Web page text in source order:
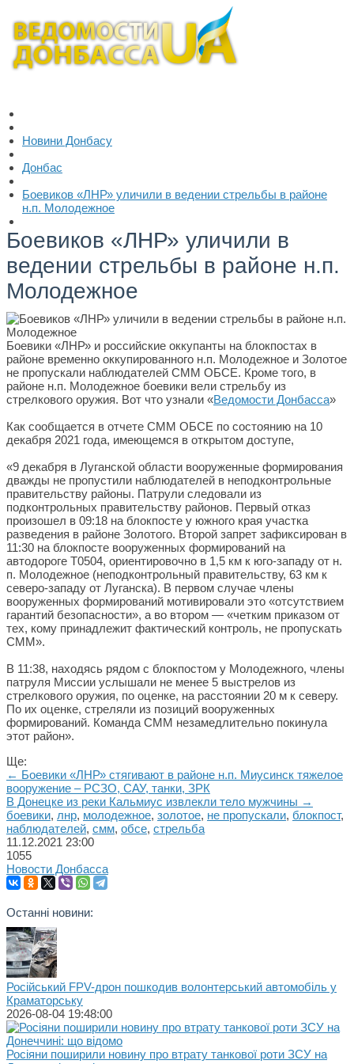
Новини Донбасу
Донбас
Боевиков «ЛНР» уличили в ведении стрельбы в районе
н.п. Молодежное
Боевиков «ЛНР» уличили в
ведении стрельбы в районе н.п.
Молодежное
Боевики «ЛНР» и российские оккупанты на блокпостах в
районе временно оккупированного н.п. Молодежное и Золотое
не пропускали наблюдателей СММ ОБСЕ. Кроме того, в
районе н.п. Молодежное боевики вели стрельбу из
стрелкового оружия. Вот что узнали «Ведомости Донбасса»
Как сообщается в отчете СММ ОБСЕ по состоянию на 10
декабря 2021 года, имеющемся в открытом доступе,
«9 декабря в Луганской области вооруженные формирования
дважды не пропустили наблюдателей в неподконтрольные
правительству районы. Патрули следовали из
подконтрольных правительству районов. Первый отказ
произошел в 09:18 на блокпосте у южного края участка
разведения в районе Золотого. Второй запрет зафиксирован в
11:30 на блокпосте вооруженных формирований на
автодороге Т0504, ориентировочно в 1,5 км к юго-западу от н.
п. Молодежное (неподконтрольный правительству, 63 км к
северо-западу от Луганска). В первом случае члены
вооруженных формирований мотивировали это «отсутствием
гарантий безопасности», а во втором — «четким приказом от
тех, кому принадлежит фактический контроль, не пропускать
СММ».
В 11:38, находясь рядом с блокпостом у Молодежного, члены
патруля Миссии услышали не менее 5 выстрелов из
стрелкового оружия, по оценке, на расстоянии 20 м к северу.
По их оценке, стреляли из позиций вооруженных
формирований. Команда СММ незамедлительно покинула
этот район».
Ще:
← Боевики «ЛНР» стягивают в районе н.п. Миусинск тяжелое
вооружение – РСЗО, САУ, танки, ЗРК
В Донецке из реки Кальмиус извлекли тело мужчины →
боевики, лнр, молодежное, золотое, не пропускали, блокпост,
наблюдателей, смм, обсе, стрельба
11.12.2021 23:00
1055
Новости Донбасса
Останні новини:
Російський FPV-дрон пошкодив волонтерський автомобіль у
Краматорську
2026-08-04 19:48:00
Росіяни поширили новину про втрату танкової роти ЗСУ на